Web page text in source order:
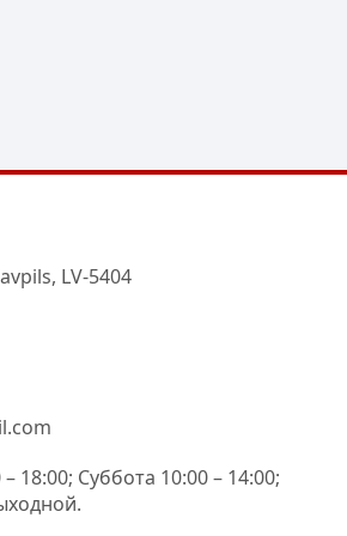
LV-5404
18:00; Суббота 10:00 – 14:00;